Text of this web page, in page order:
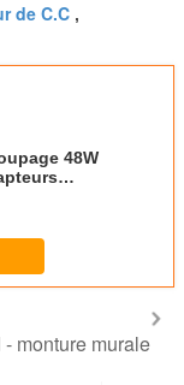
de C.C ,
48W
monture murale